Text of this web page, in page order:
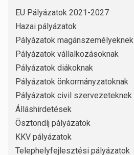
EU Pályázatok 2021-2027
Hazai pályázatok
Pályázatok magánszemélyeknek
Pályázatok vállalkozásoknak
Pályázatok diákoknak
Pályázatok önkormányzatoknak
Pályázatok civil szervezeteknek
Álláshirdetések
Ösztöndíj pályázatok
KKV pályázatok
Telephelyfejlesztési pályázatok